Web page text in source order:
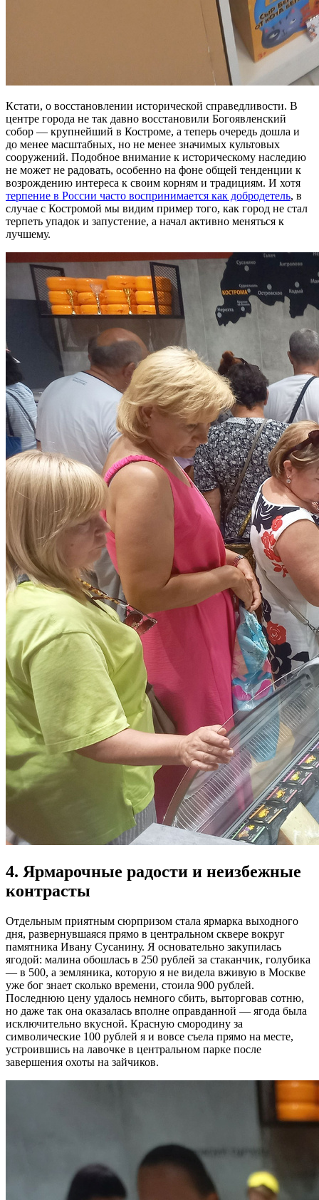
Кстати, о восстановлении исторической справедливости. В
центре города не так давно восстановили Богоявленский
собор — крупнейший в Костроме, а теперь очередь дошла и
до менее масштабных, но не менее значимых культовых
сооружений. Подобное внимание к историческому наследию
не может не радовать, особенно на фоне общей тенденции к
возрождению интереса к своим корням и традициям. И хотя
терпение в России часто воспринимается как добродетель, в
случае с Костромой мы видим пример того, как город не стал
терпеть упадок и запустение, а начал активно меняться к
лучшему.
4. Ярмарочные радости и неизбежные
контрасты
Отдельным приятным сюрпризом стала ярмарка выходного
дня, развернувшаяся прямо в центральном сквере вокруг
памятника Ивану Сусанину. Я основательно закупилась
ягодой: малина обошлась в 250 рублей за стаканчик, голубика
— в 500, а земляника, которую я не видела вживую в Москве
уже бог знает сколько времени, стоила 900 рублей.
Последнюю цену удалось немного сбить, выторговав сотню,
но даже так она оказалась вполне оправданной — ягода была
исключительно вкусной. Красную смородину за
символические 100 рублей я и вовсе съела прямо на месте,
устроившись на лавочке в центральном парке после
завершения охоты на зайчиков.